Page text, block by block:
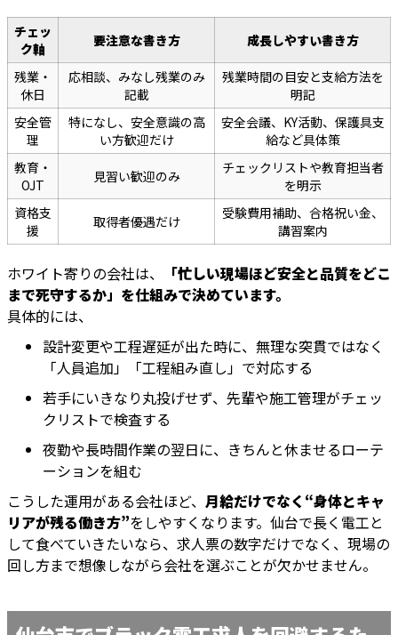
チェッ
ク軸
要注意な書き方 成長しやすい書き方
残業・
休日
応相談、みなし残業のみ
記載
残業時間の目安と支給方法を
明記
安全管
理
特になし、安全意識の高
い方歓迎だけ
安全会議、KY活動、保護具支
給など具体策
教育・
OJT
見習い歓迎のみ
チェックリストや教育担当者
を明示
資格支
援
取得者優遇だけ
受験費用補助、合格祝い金、
講習案内
ホワイト寄りの会社は、
「忙しい現場ほど安全と品質をどこ
まで死守するか」を仕組みで決めています。
具体的には、
設計変更や工程遅延が出た時に、無理な突貫ではなく
「人員追加」「工程組み直し」で対応する
若手にいきなり丸投げせず、先輩や施工管理がチェッ
クリストで検査する
夜勤や長時間作業の翌日に、きちんと休ませるローテ
ーションを組む
こうした運用がある会社ほど、 月給だけでなく“身体とキャ
リアが残る働き方”をしやすくなります。仙台で長く電工と
して食べていきたいなら、求人票の数字だけでなく、現場の
回し方まで想像しながら会社を選ぶことが欠かせません。